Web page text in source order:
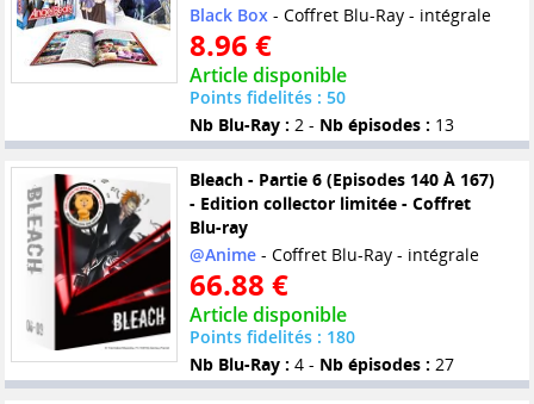
Black Box - Coffret Blu-Ray - intégrale
8.96 €
Article disponible
Points fidelités : 50
Nb Blu-Ray : 2 - Nb épisodes : 13
Bleach - Partie 6 (Episodes 140 À 167)
- Edition collector limitée - Coffret
Blu-ray
@Anime- Coffret Blu-Ray - intégrale
66.88 €
Article disponible
Points fidelités : 180
Nb Blu-Ray : 4 - Nb épisodes : 27